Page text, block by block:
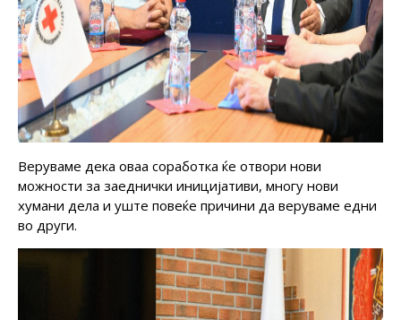
Веруваме дека оваа соработка ќе отвори нови
можности за заеднички иницијативи, многу нови
хумани дела и уште повеќе причини да веруваме едни
во други.